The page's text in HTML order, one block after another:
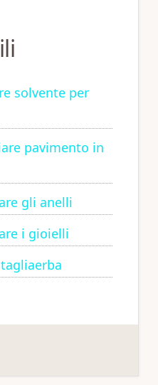
solvente per
pavimento in
gli anelli
i gioielli